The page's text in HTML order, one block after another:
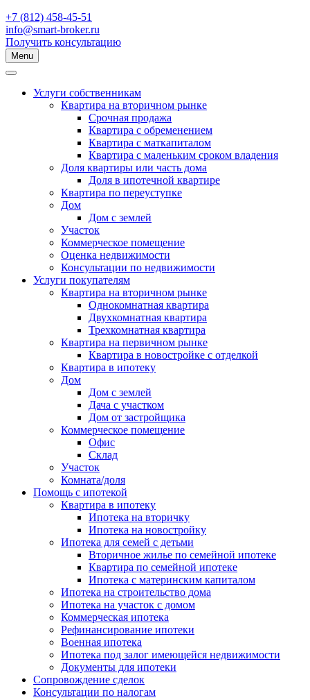
+7 (812) 458-45-51
info@smart-broker.ru
Получить консультацию
Menu
Услуги собственникам
Квартира на вторичном рынке
Срочная продажа
Квартира с обременением
Квартира с маткапиталом
Квартира с маленьким сроком владения
Доля квартиры или часть дома
Доля в ипотечной квартире
Квартира по переуступке
Дом
Дом с землей
Участок
Коммерческое помещение
Оценка недвижимости
Консультации по недвижимости
Услуги покупателям
Квартира на вторичном рынке
Однокомнатная квартира
Двухкомнатная квартира
Трехкомнатная квартира
Квартира на первичном рынке
Квартира в новостройке с отделкой
Квартира в ипотеку
Дом
Дом с землей
Дача с участком
Дом от застройщика
Коммерческое помещение
Офис
Склад
Участок
Комната/доля
Помощь с ипотекой
Квартира в ипотеку
Ипотека на вторичку
Ипотека на новостройку
Ипотека для семей с детьми
Вторичное жилье по семейной ипотеке
Квартира по семейной ипотеке
Ипотека с материнским капиталом
Ипотека на строительство дома
Ипотека на участок с домом
Коммерческая ипотека
Рефинансирование ипотеки
Военная ипотека
Ипотека под залог имеющейся недвижимости
Документы для ипотеки
Сопровождение сделок
Консультации по налогам